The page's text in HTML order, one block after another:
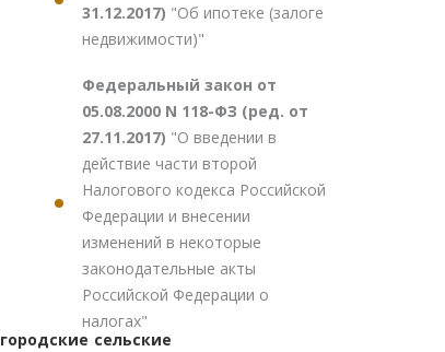
городские сельские
31.12.2017) "Об ипотеке (залоге
недвижимости)"
Федеральный закон от
05.08.2000 N 118-ФЗ (ред. от
27.11.2017) "О введении в
действие части второй
Налогового кодекса Российской
Федерации и внесении
изменений в некоторые
законодательные акты
Российской Федерации о
налогах"